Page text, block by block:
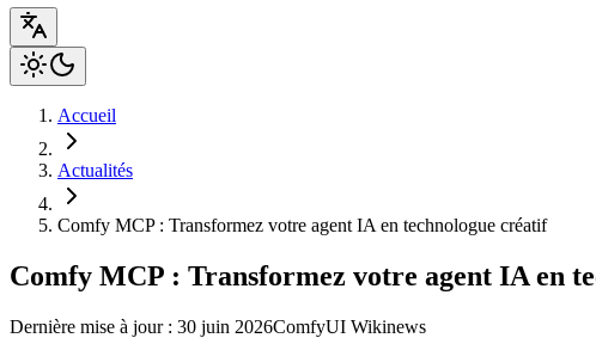
Accueil
Actualités
Comfy MCP : Transformez votre agent IA en technologue créatif
Comfy MCP : Transformez votre agent IA en
Dernière mise à jour : 30 juin 2026ComfyUI Wikinews